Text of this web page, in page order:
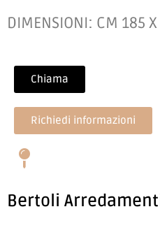
DIMENSIONI: CM 185
Chiama
Richiedi informazioni
Bertoli